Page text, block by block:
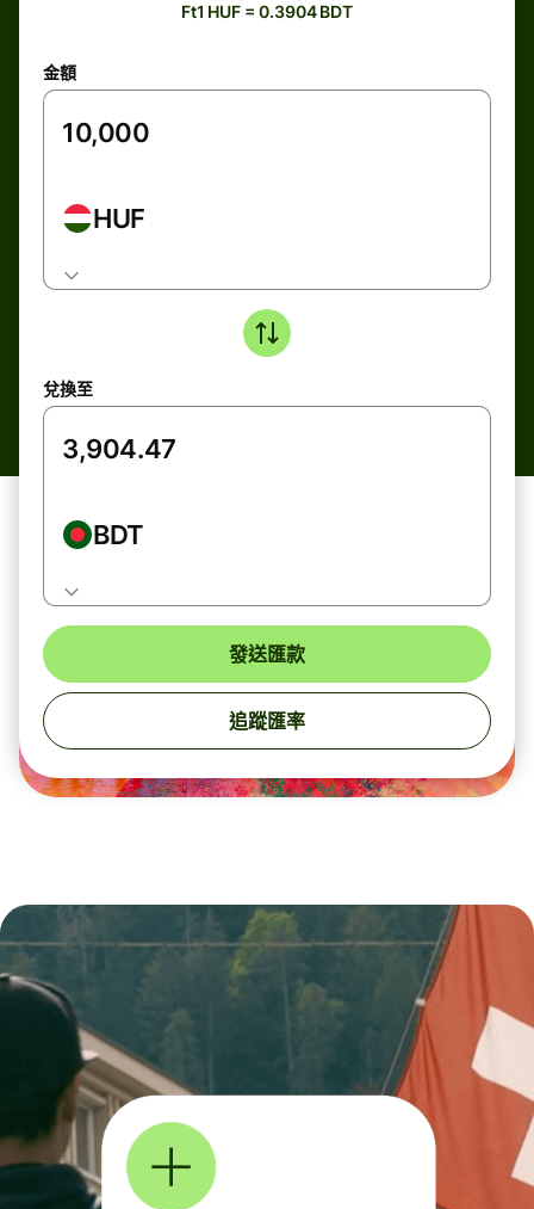
Ft1 HUF = 0.3904 BDT
金額
HUF
兌換至
BDT
發送匯款
追蹤匯率